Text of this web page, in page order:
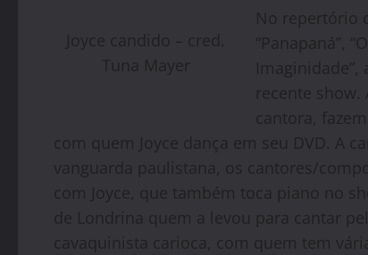
Joyce candido – cred.
Tuna Mayer
No repertório
“Panapaná”,
Imaginidade”,
recente show.
cantora,
com quem Joyce dança em seu DVD. A
vanguarda paulistana, os cantores/
com Joyce, que também toca piano no
de Londrina quem a levou para cantar
cavaquinista carioca, com quem tem